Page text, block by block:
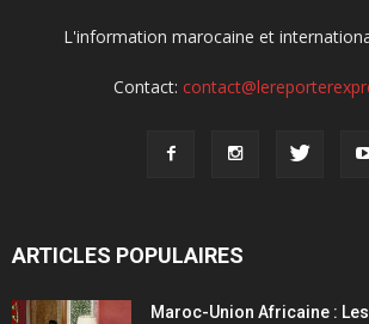
L'information marocaine et
Contact:
ARTICLES POPULAIRES
Maroc-Union Africaine :